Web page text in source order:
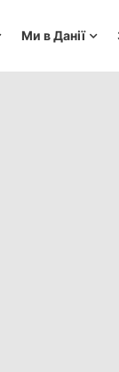
Ми в Данії